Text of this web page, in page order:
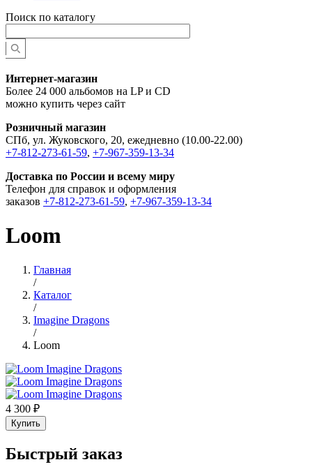
Поиск по каталогу
Интернет-магазин
Более 24 000 альбомов на LP и CD
можно купить через сайт
Розничный магазин
СПб, ул. Жуковского, 20, ежедневно (10.00-22.00)
+7-812-273-61-59, +7-967-359-13-34
Доставка по России и всему миру
Телефон для справок и оформления
заказов +7-812-273-61-59, +7-967-359-13-34
Loom
Главная
/
Каталог
/
Imagine Dragons
/
Loom
4 300 ₽
Купить
Быстрый заказ